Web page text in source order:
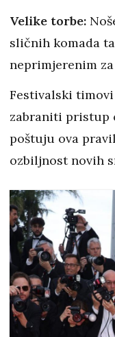
Velike torbe:
sličnih komada
neprimjerenim
Festivalski
zabraniti pristup
poštuju ova
ozbiljnost novih